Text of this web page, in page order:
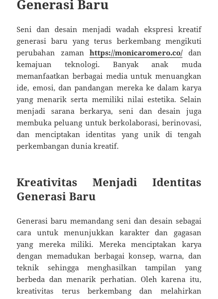
Generasi Baru
Seni dan desain menjadi wadah ekspresi kreatif
generasi baru yang terus berkembang mengikuti
perubahan zamanhttps://monicaromero.co/dan
kemajuan teknologi. Banyak anak muda
memanfaatkan berbagai media untuk menuangkan
ide, emosi, dan pandangan mereka ke dalam karya
yang menarik serta memiliki nilai estetika. Selain
menjadi sarana berkarya, seni dan desain juga
membuka peluang untuk berkolaborasi, berinovasi,
dan menciptakan identitas yang unik di tengah
perkembangan dunia kreatif.
Kreativitas Menjadi Identitas
Generasi Baru
Generasi baru memandang seni dan desain sebagai
cara untuk menunjukkan karakter dan gagasan
yang mereka miliki. Mereka menciptakan karya
dengan memadukan berbagai konsep, warna, dan
teknik sehingga menghasilkan tampilan yang
berbeda dan menarik perhatian. Oleh karena itu,
kreativitas terus berkembang dan melahirkan